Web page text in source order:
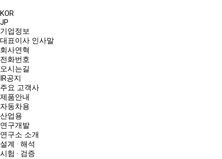
KOR
JP
기업정보
대표이사 인사말
회사연혁
전화번호
오시는길
IR공지
주요 고객사
제품안내
자동차용
산업용
연구개발
연구소 소개
설계 · 해석
시험 · 검증